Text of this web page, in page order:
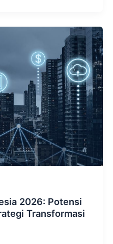
2026: Potensi
Transformasi